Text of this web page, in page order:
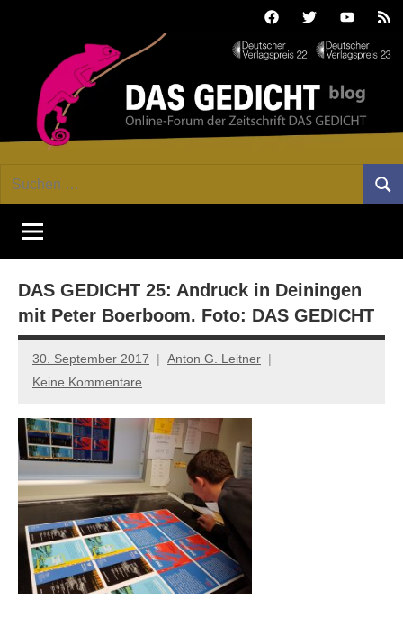
FacebookTwitterYoutube
GEDICHT
blog
Forum
von
DAS
Lyrik,
Essay
Suchen
DAS GEDICHT 25: Andruck in Deiningen
mit Peter Boerboom. Foto: DAS GEDICHT
30. September 2017
Anton G. Leitner
Keine Kommentare